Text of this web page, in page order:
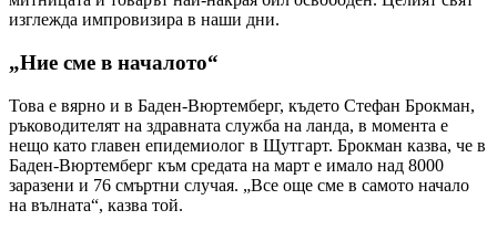
изглежда импровизира в наши дни.
„Ние сме в началото“
Това е вярно и в Баден-Вюртемберг, където Стефан Брокман,
ръководителят на здравната служба на ланда, в момента е
нещо като главен епидемиолог в Щутгарт. Брокман казва, че в
Баден-Вюртемберг към средата на март е имало над 8000
заразени и 76 смъртни случая. „Все още сме в самото начало
на вълната“, казва той.